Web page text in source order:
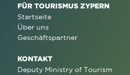
FÜR TOURISMUS ZYPERN
Startseite
Über uns
Geschäftspartner
KONTAKT
Deputy Ministry of Tourism